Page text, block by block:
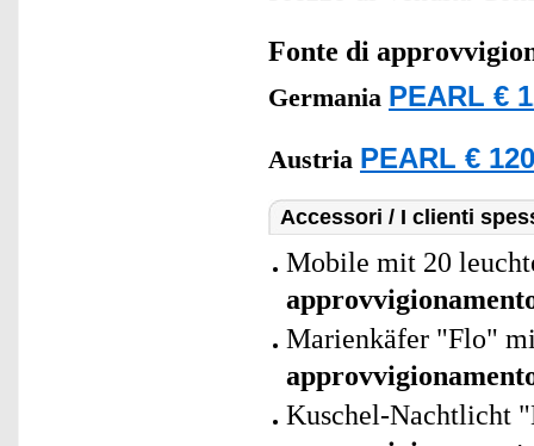
Fonte di
Germania PEARL €
Austria PEARL €
Accessori / I clienti
Mobile mit 20
Marienkäfer "Flo"
Kuschel-Nachtlicht